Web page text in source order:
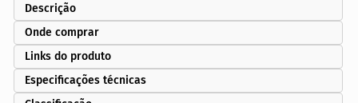
Descrição
Onde comprar
Links do produto
Especificações técnicas